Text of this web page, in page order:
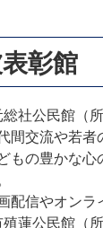
彰館
社公民館（
間交流や若者
もの豊かな心
配信やオンラ
蓮公民館（